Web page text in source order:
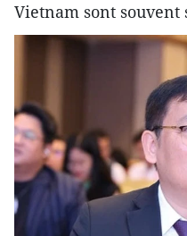
Vietnam sont souvent